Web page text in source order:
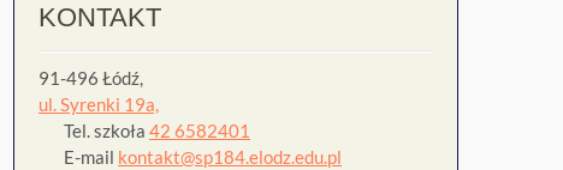
KONTAKT
91-496 Łódź,
ul. Syrenki 19a,
Tel. szkoła 42 6582401
E-mail kontakt@sp184.elodz.edu.pl